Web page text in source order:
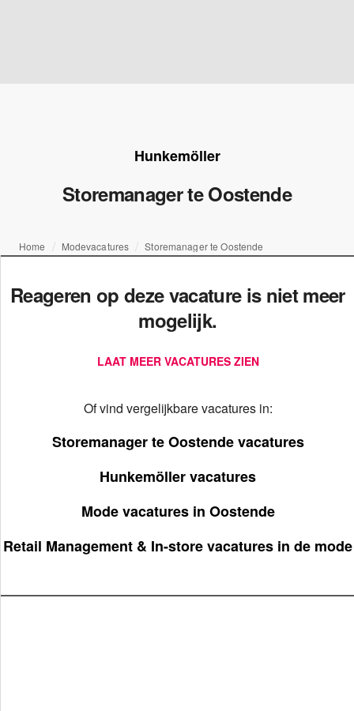
Hunkemöller
Storemanager te Oostende
Home Modevacatures Storemanager te Oostende
Reageren op deze vacature is niet meer
mogelijk.
LAAT MEER VACATURES ZIEN
Of vind vergelijkbare vacatures in:
Storemanager te Oostende vacatures
Hunkemöller vacatures
Mode vacatures in Oostende
Retail Management & In-store vacatures in de mode